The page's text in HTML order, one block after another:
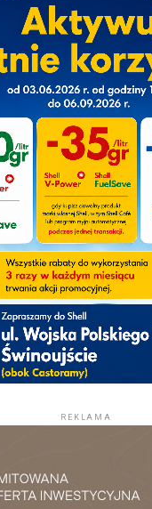
REKLAMA